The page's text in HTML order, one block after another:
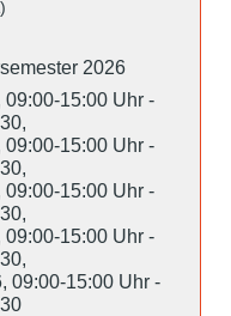
2026
09:00-15:00 Uhr -
09:00-15:00 Uhr -
09:00-15:00 Uhr -
09:00-15:00 Uhr -
09:00-15:00 Uhr -